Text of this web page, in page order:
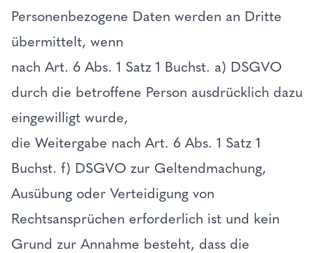
Personenbezogene Daten werden an Dritte
übermittelt, wenn
nach Art. 6 Abs. 1 Satz 1 Buchst. a) DSGVO
durch die betroffene Person ausdrücklich dazu
eingewilligt wurde,
die Weitergabe nach Art. 6 Abs. 1 Satz 1
Buchst. f) DSGVO zur Geltendmachung,
Ausübung oder Verteidigung von
Rechtsansprüchen erforderlich ist und kein
Grund zur Annahme besteht, dass die